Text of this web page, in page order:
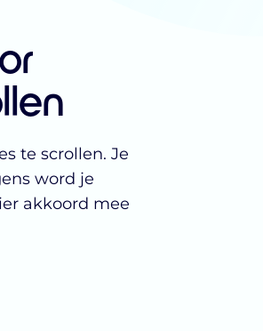
te scrollen. Je
word je
akkoord mee